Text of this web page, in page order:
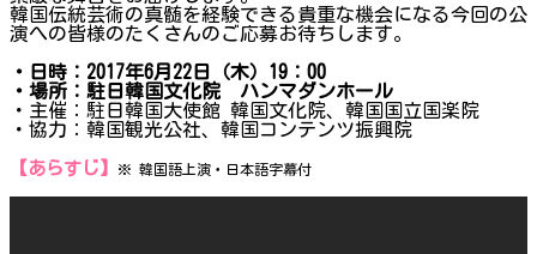
韓国伝統芸術の真髄を経験できる貴重な機会になる今回の公
演への皆様のたくさんのご応募お待ちします。
・日時：2017年6月22日（木）19：00
・場所：駐日韓国文化院 ハンマダンホール
・主催：駐日韓国大使館 韓国文化院、韓国国立国楽院
・協力：韓国観光公社、韓国コンテンツ振興院
【あらすじ】 ※ 韓国語上演・日本語字幕付